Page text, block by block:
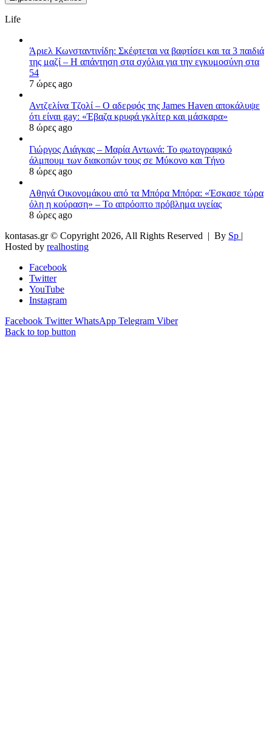
Life
Άριελ Κωνσταντινίδη: Σκέφτεται να βαφτίσει και τα 3 παιδιά
της μαζί – Η απάντηση στα σχόλια για την εγκυμοσύνη στα
54
7 ώρες ago
Αντζελίνα Τζολί – Ο αδερφός της James Haven αποκάλυψε
ότι είναι gay: «Έβαζα κρυφά γκλίτερ και μάσκαρα»
8 ώρες ago
Γιώργος Λιάγκας – Μαρία Αντωνά: Το φωτογραφικό
άλμπουμ των διακοπών τους σε Μύκονο και Τήνο
8 ώρες ago
Αθηνά Οικονομάκου από τα Μπόρα Μπόρα: «Έσκασε τώρα
όλη η κούραση» – Το απρόοπτο πρόβλημα υγείας
8 ώρες ago
kontasas.gr © Copyright 2026, All Rights Reserved | By Sp |
Hosted by realhosting
Facebook
Twitter
YouTube
Instagram
Facebook Twitter WhatsApp Telegram Viber
Back to top button